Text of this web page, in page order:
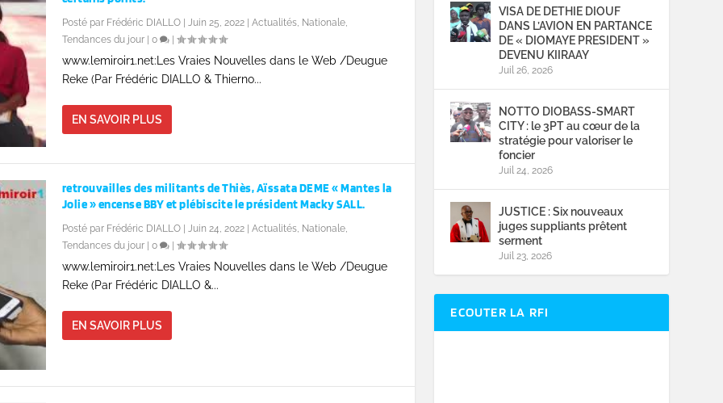
Posté par Frédéric DIALLO| Juin 25, 2022| Actualités, Nationale,
Tendances du jour| 0 |
www.lemiroir1.net:Les Vraies Nouvelles dans le Web /Deugue
Reke (Par Frédéric DIALLO & Thierno...
EN SAVOIR PLUS
retrouvailles des militants de Thiès, Aïssata DEME « Mantes la
Jolie » encense BBY et plébiscite le président Macky SALL.
Posté par Frédéric DIALLO| Juin 24, 2022| Actualités, Nationale,
Tendances du jour| 0 |
www.lemiroir1.net:Les Vraies Nouvelles dans le Web /Deugue
Reke (Par Frédéric DIALLO &...
EN SAVOIR PLUS
VISA DE DETHIE DIOUF
DANS L’AVION EN PARTANCE
DE « DIOMAYE PRESIDENT »
DEVENU KIIRAAY
Juil 26, 2026
NOTTO DIOBASS-SMART
CITY : le 3PT au cœur de la
stratégie pour valoriser le
foncier
Juil 24, 2026
JUSTICE : Six nouveaux
juges suppliants prêtent
serment
Juil 23, 2026
ECOUTER LA RFI